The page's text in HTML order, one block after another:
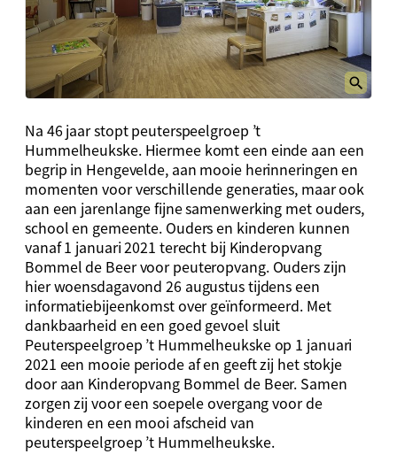
Na 46 jaar stopt peuterspeelgroep ’t
Hummelheukske. Hiermee komt een einde aan een
begrip in Hengevelde, aan mooie herinneringen en
momenten voor verschillende generaties, maar ook
aan een jarenlange fijne samenwerking met ouders,
school en gemeente. Ouders en kinderen kunnen
vanaf 1 januari 2021 terecht bij Kinderopvang
Bommel de Beer voor peuteropvang. Ouders zijn
hier woensdagavond 26 augustus tijdens een
informatiebijeenkomst over geïnformeerd. Met
dankbaarheid en een goed gevoel sluit
Peuterspeelgroep ’t Hummelheukske op 1 januari
2021 een mooie periode af en geeft zij het stokje
door aan Kinderopvang Bommel de Beer. Samen
zorgen zij voor een soepele overgang voor de
kinderen en een mooi afscheid van
peuterspeelgroep ’t Hummelheukske.